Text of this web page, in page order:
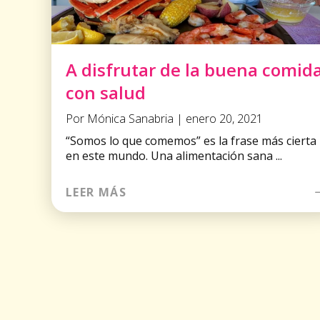
A disfrutar de la buena
con salud
Por Mónica Sanabria | enero 20, 2021
“Somos lo que comemos” es la frase más cierta
en este mundo. Una alimentación sana ...
LEER MÁS